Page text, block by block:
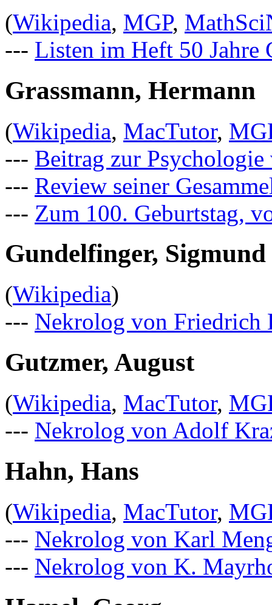
(Wikipedia, MGP,
--- Listen im Heft 50
Grassmann, Hermann
(Wikipedia, MacTutor,
--- Beitrag zur
--- Review seiner
--- Zum 100. Geburtstag,
Gundelfinger, Sigmund
(Wikipedia)
--- Nekrolog von Friedrich
Gutzmer, August
(Wikipedia, MacTutor,
--- Nekrolog von Adolf
Hahn, Hans
(Wikipedia, MacTutor,
--- Nekrolog von Karl
--- Nekrolog von K.